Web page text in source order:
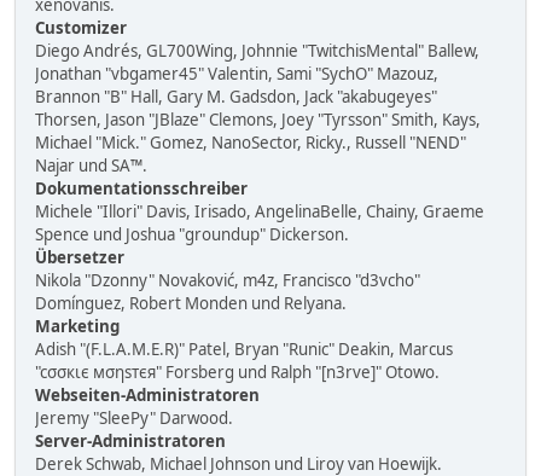
xenovanis.
Customizer
Diego Andrés, GL700Wing, Johnnie "TwitchisMental" Ballew,
Jonathan "vbgamer45" Valentin, Sami "SychO" Mazouz,
Brannon "B" Hall, Gary M. Gadsdon, Jack "akabugeyes"
Thorsen, Jason "JBlaze" Clemons, Joey "Tyrsson" Smith, Kays,
Michael "Mick." Gomez, NanoSector, Ricky., Russell "NEND"
Najar und SA™.
Dokumentationsschreiber
Michele "Illori" Davis, Irisado, AngelinaBelle, Chainy, Graeme
Spence und Joshua "groundup" Dickerson.
Übersetzer
Nikola "Dzonny" Novaković, m4z, Francisco "d3vcho"
Domínguez, Robert Monden und Relyana.
Marketing
Adish "(F.L.A.M.E.R)" Patel, Bryan "Runic" Deakin, Marcus
"cσσкιє мσηѕтєя" Forsberg und Ralph "[n3rve]" Otowo.
Webseiten-Administratoren
Jeremy "SleePy" Darwood.
Server-Administratoren
Derek Schwab, Michael Johnson und Liroy van Hoewijk.